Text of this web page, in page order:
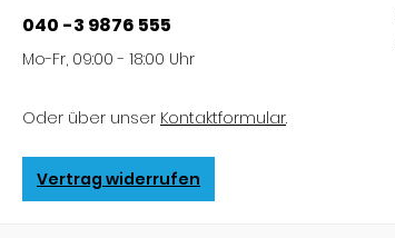
040 -3 9876 555
Mo-Fr, 09:00 - 18:00 Uhr
Oder über unser Kontaktformular.
Vertrag widerrufen